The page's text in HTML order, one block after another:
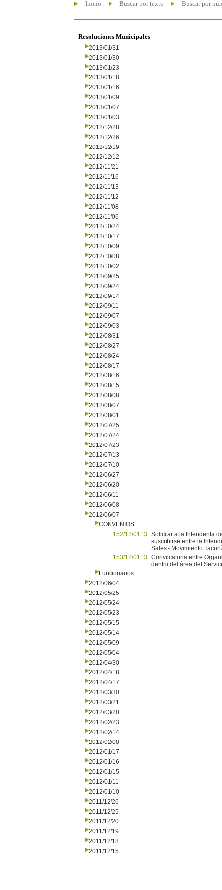
Inicio Buscar por texto Buscar por
Resoluciones Municipales
2013/01/31
2013/01/30
2013/01/23
2013/01/18
2013/01/16
2013/01/09
2013/01/07
2013/01/03
2012/12/28
2012/12/26
2012/12/19
2012/12/12
2012/11/21
2012/11/16
2012/11/13
2012/11/12
2012/11/08
2012/11/06
2012/10/24
2012/10/17
2012/10/09
2012/10/08
2012/10/02
2012/09/25
2012/09/24
2012/09/14
2012/09/11
2012/09/07
2012/09/03
2012/08/31
2012/08/27
2012/08/24
2012/08/17
2012/08/16
2012/08/15
2012/08/08
2012/08/07
2012/08/01
2012/07/25
2012/07/24
2012/07/23
2012/07/13
2012/07/10
2012/06/27
2012/06/20
2012/06/11
2012/06/08
2012/06/07
CONVENIOS
152/12/0113
Solicitar a la Intendenta
suscribirse entre la
Sales - Movimiento
153/12/0113
Convocatoria entre
dentro del área del
Funcionarios
2012/06/04
2012/05/25
2012/05/24
2012/05/23
2012/05/15
2012/05/14
2012/05/09
2012/05/04
2012/04/30
2012/04/18
2012/04/17
2012/03/30
2012/03/21
2012/03/20
2012/02/23
2012/02/14
2012/02/08
2012/01/17
2012/01/16
2012/01/15
2012/01/11
2012/01/10
2011/12/26
2011/12/25
2011/12/20
2011/12/19
2011/12/18
2011/12/15